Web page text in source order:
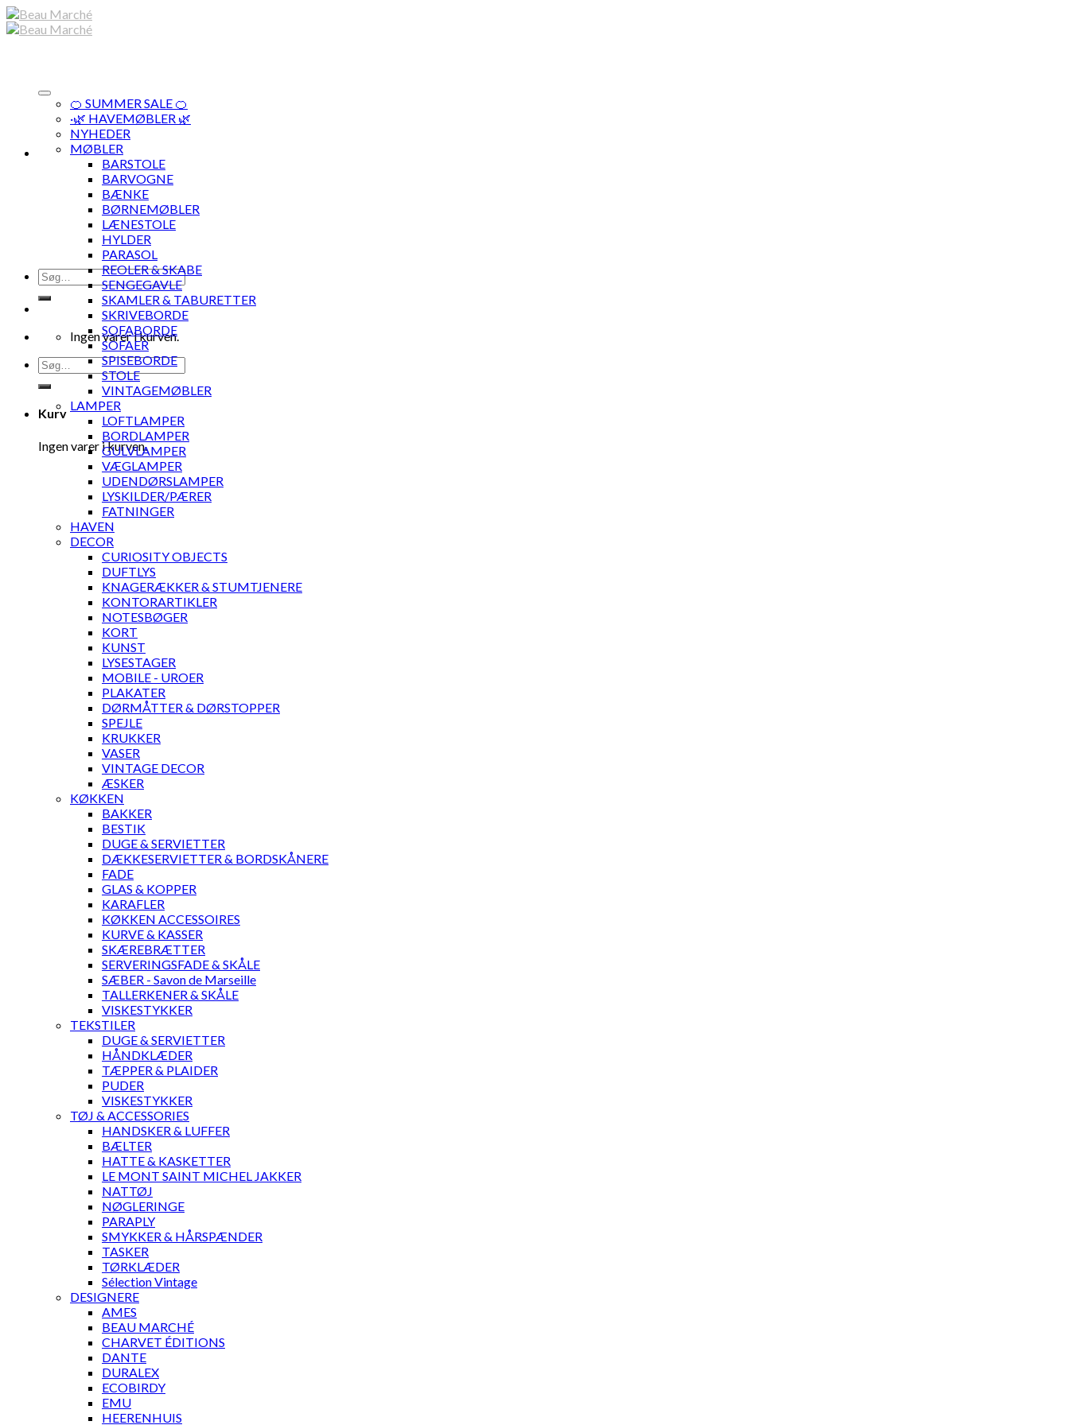
Skip
to
Søg
efter:
Ingen varer i kurven.
Søg
efter:
Kurv
Ingen varer i kurven.
🍊 SUMMER SALE 🍊
·🌿 HAVEMØBLER 🌿
NYHEDER
MØBLER
BARSTOLE
BARVOGNE
BÆNKE
BØRNEMØBLER
LÆNESTOLE
HYLDER
PARASOL
REOLER & SKABE
SENGEGAVLE
SKAMLER & TABURETTER
SKRIVEBORDE
SOFABORDE
SOFAER
SPISEBORDE
STOLE
VINTAGEMØBLER
LAMPER
LOFTLAMPER
BORDLAMPER
GULVLAMPER
VÆGLAMPER
UDENDØRSLAMPER
LYSKILDER/PÆRER
FATNINGER
HAVEN
DECOR
CURIOSITY OBJECTS
DUFTLYS
KNAGERÆKKER & STUMTJENERE
KONTORARTIKLER
NOTESBØGER
KORT
KUNST
LYSESTAGER
MOBILE - UROER
PLAKATER
DØRMÅTTER & DØRSTOPPER
SPEJLE
KRUKKER
VASER
VINTAGE DECOR
ÆSKER
KØKKEN
BAKKER
BESTIK
DUGE & SERVIETTER
DÆKKESERVIETTER & BORDSKÅNERE
FADE
GLAS & KOPPER
KARAFLER
KØKKEN ACCESSOIRES
KURVE & KASSER
SKÆREBRÆTTER
SERVERINGSFADE & SKÅLE
SÆBER - Savon de Marseille
TALLERKENER & SKÅLE
VISKESTYKKER
TEKSTILER
DUGE & SERVIETTER
HÅNDKLÆDER
TÆPPER & PLAIDER
PUDER
VISKESTYKKER
TØJ & ACCESSORIES
HANDSKER & LUFFER
BÆLTER
HATTE & KASKETTER
LE MONT SAINT MICHEL JAKKER
NATTØJ
NØGLERINGE
PARAPLY
SMYKKER & HÅRSPÆNDER
TASKER
TØRKLÆDER
Sélection Vintage
DESIGNERE
AMES
BEAU MARCHÉ
CHARVET ÉDITIONS
DANTE
DURALEX
ECOBIRDY
EMU
HEERENHUIS